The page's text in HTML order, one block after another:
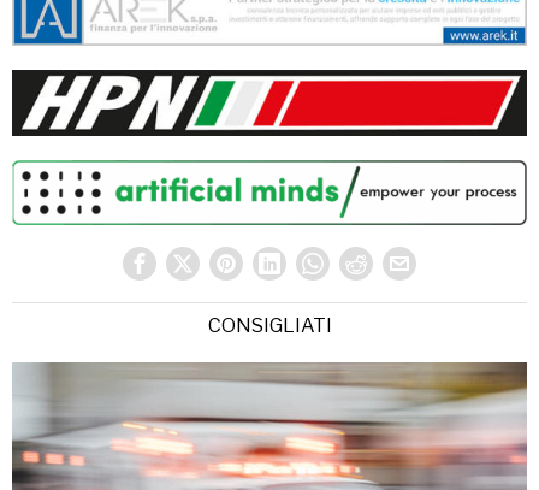
CONSIGLIATI